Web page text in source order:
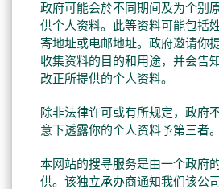
政府可能会於不同期间及为个别
供个人资料。此等资料可能包括
寄地址或电邮地址。政府邀请你
收集资料的目的和用途，并会告
改正所提供的个人资料。
除非法律许可或有所规定，政府
意下透露你的个人资料予第三者。
本网站的搜寻服务是由一个政府
供。该独立承办商通知我们该公